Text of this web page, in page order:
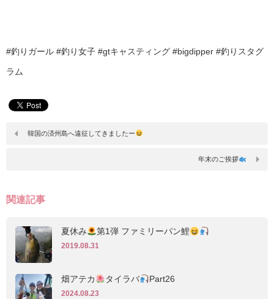
#釣りガール #釣り女子 #gtキャスティング #bigdipper #釣りスタグ
ラム
韓国の済州島へ遠征してきましたー
年末のご挨拶
関連記事
夏休み 第1弾 ファミリーパン鯉
2019.08.31
畑アテカ タイラバ‪ ‬Part26
2024.08.23